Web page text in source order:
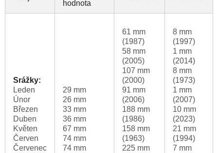
hodnota
Srážky:
Leden
Únor
Březen
Duben
Květen
Červen
Červenec
29 mm
26 mm
33 mm
36 mm
67 mm
74 mm
74 mm
61 mm
(1987)
58 mm
(2005)
107 mm
(2000)
91 mm
(2006)
188 mm
(1986)
158 mm
(1963)
225 mm
8 mm
(1997)
1 mm
(2014)
8 mm
(1973)
1 mm
(2007)
10 mm
(2023)
21 mm
(1994)
7 mm